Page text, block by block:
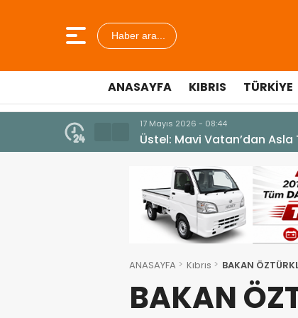
Haber ara...
ANASAYFA KIBRIS TÜRKIYE
7 Ağustos 2026 - 12:36
ÜSTEL: “ERENKÖY RUHU
ANASAYFA Kıbrıs BAKAN
BAKAN